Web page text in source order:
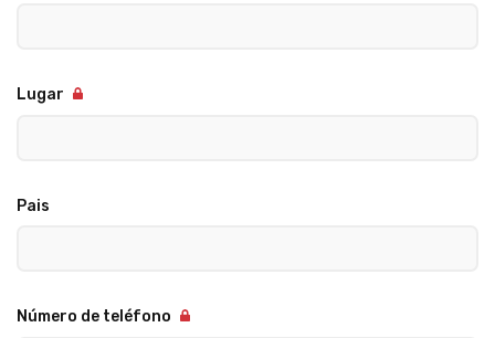
Lugar
Pais
Número de teléfono